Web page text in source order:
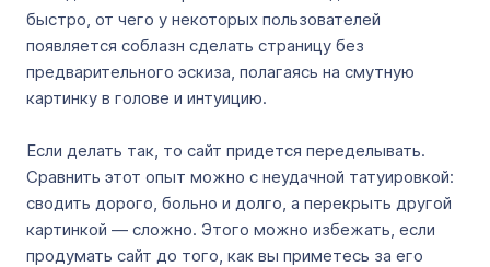
быстро, от чего у некоторых пользователей
появляется соблазн сделать страницу без
предварительного эскиза, полагаясь на смутную
картинку в голове и интуицию.
Если делать так, то сайт придется переделывать.
Сравнить этот опыт можно с неудачной татуировкой:
сводить дорого, больно и долго, а перекрыть другой
картинкой — сложно. Этого можно избежать, если
продумать сайт до того, как вы приметесь за его